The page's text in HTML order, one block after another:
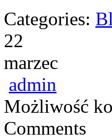
Categories:
22
marzec
admin
Możliwość
Comments